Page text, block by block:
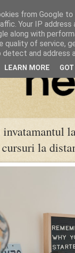
la
from Google
Your IP address
along with
quality of service,
and address
LEARN MORE